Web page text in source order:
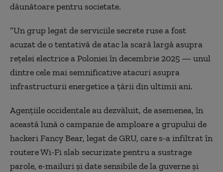
dăunătoare pentru societate.
”Un grup legat de serviciile secrete ruse a fost
acuzat de o tentativă de atac la scară largă asupra
rețelei electrice a Poloniei în decembrie 2025 — unul
dintre cele mai semnificative atacuri asupra
infrastructurii energetice a țării din ultimii ani.
Agențiile occidentale au dezvăluit, de asemenea, în
această lună o campanie de amploare a grupului de
hackeri Fancy Bear, legat de GRU, care s-a infiltrat în
routere Wi-Fi slab securizate pentru a sustrage
parole, e-mailuri și date sensibile de la guverne și